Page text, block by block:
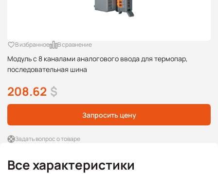
Модуль с 8 каналами аналогового ввода для термопар,
последовательная шина
В избранное В сравнение
208.62 $
Запросить цену
Задать вопрос о товаре
Все характеристики